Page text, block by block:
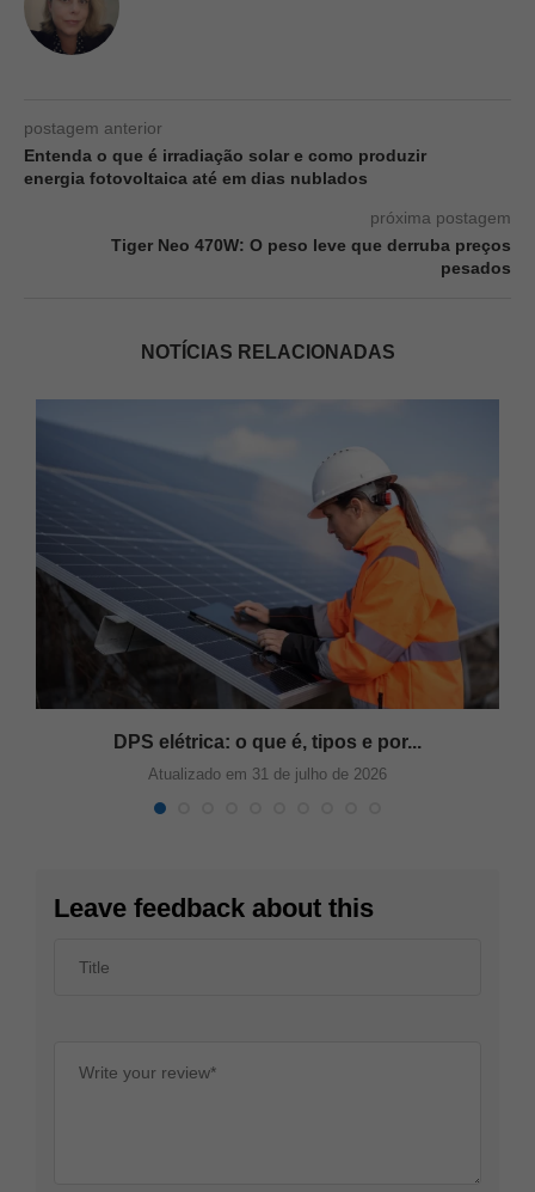
postagem anterior
Entenda o que é irradiação solar e como produzir
energia fotovoltaica até em dias nublados
próxima postagem
Tiger Neo 470W: O peso leve que derruba preços
pesados
NOTÍCIAS RELACIONADAS
DPS elétrica: o que é, tipos e por...
Atualizado em 31 de julho de 2026
Leave feedback about this